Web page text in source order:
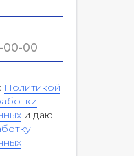
Политикой
и даю